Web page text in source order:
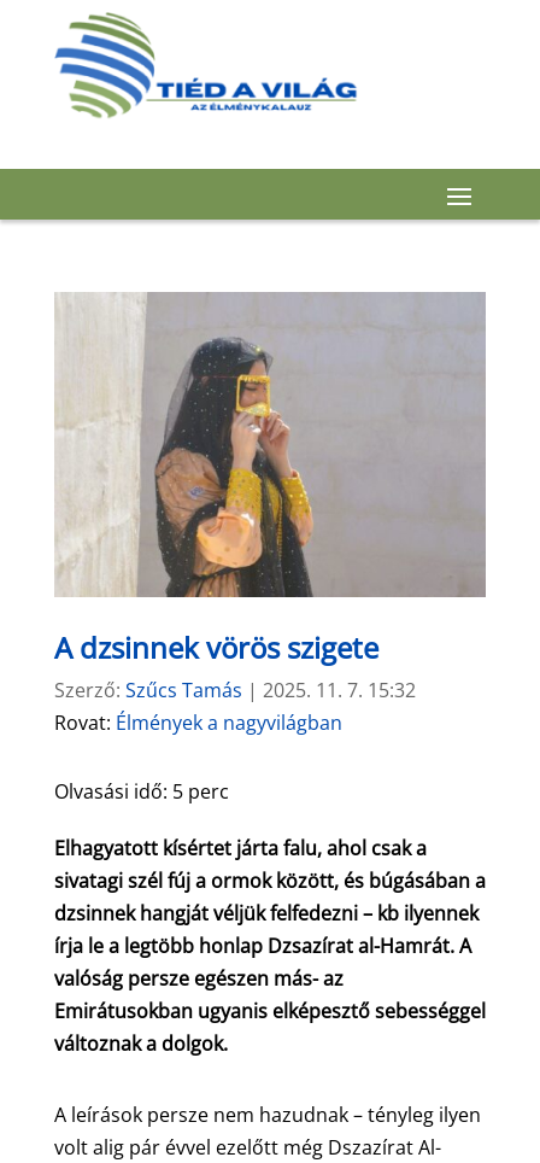
A dzsinnek vörös szigete
Szerző: Szűcs Tamás | 2025. 11. 7. 15:32
Rovat: Élmények a nagyvilágban
Olvasási idő: 5 perc
Elhagyatott kísértet járta falu, ahol csak a
sivatagi szél fúj a ormok között, és búgásában a
dzsinnek hangját véljük felfedezni – kb ilyennek
írja le a legtöbb honlap Dzsazírat al-Hamrát. A
valóság persze egészen más- az
Emirátusokban ugyanis elképesztő sebességgel
változnak a dolgok.
A leírások persze nem hazudnak – tényleg ilyen
volt alig pár évvel ezelőtt még Dszazírat Al-